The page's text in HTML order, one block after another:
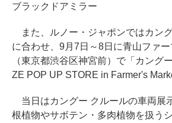
ブラックドアミラー
また、ルノー・ジャポンではカン
に合わせ、9月7日～8日に青山ファ
（東京都渋谷区神宮前）で「カング
ZE POP UP STORE in Farmer's
当日はカングー クルールの車両展
根植物やサボテン・多肉植物を扱う